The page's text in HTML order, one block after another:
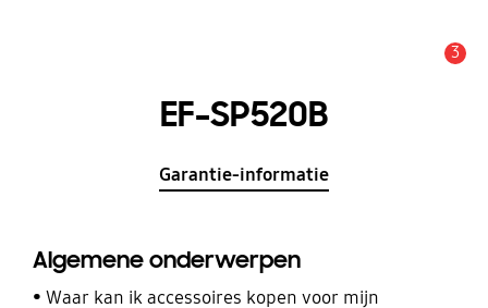
3
EF-SP520B
Garantie-informatie
Algemene onderwerpen
Waar kan ik accessoires kopen voor mijn